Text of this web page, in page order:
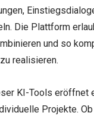
Die Plattform
und so
realisieren.
KI-Tools eröffnet
Projekte.